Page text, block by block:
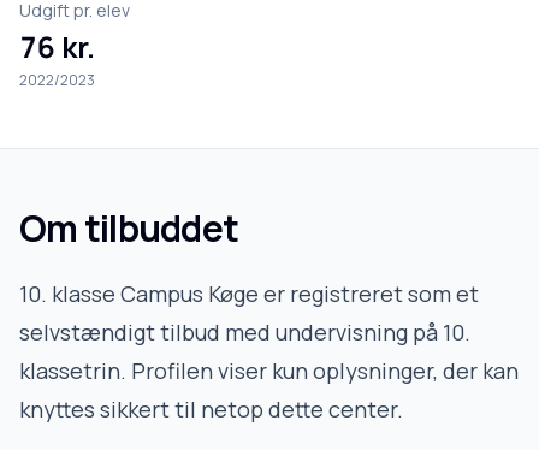
Udgift pr. elev
76 kr.
2022/2023
Om tilbuddet
10. klasse Campus Køge er registreret som et
selvstændigt tilbud med undervisning på 10.
klassetrin. Profilen viser kun oplysninger, der kan
knyttes sikkert til netop dette center.